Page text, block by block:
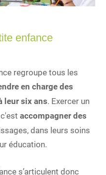
enfance
regroupe tous les
en charge des
leur six ans. Exercer un
c'estaccompagner des
dans leurs soins
éducation.
s’articulent donc